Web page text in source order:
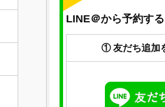
LINE＠から予約す
① 友だち追加